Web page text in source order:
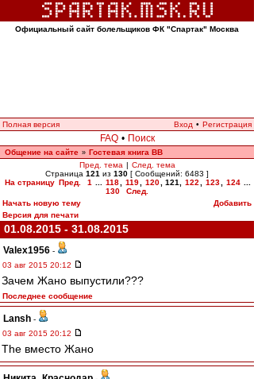
Официальный сайт болельщиков ФК "Спартак" Москва
Полная версия Вход • Регистрация
FAQ • Поиск
Общение на сайте » Гостевая книга ВВ
Пред. тема | След. тема
Страница 121 из 130 [ Сообщений: 6483 ]
На страницу Пред. 1 118 119 120 121 122 123 124
130
След.
Начать новую тему
Добавить
Версия для печати
01.08.2015 - 31.08.2015
Valex1956 -
03 авг 2015 20:12
Зачем Жано выпустили???
Последнее сообщение
Lansh -
03 авг 2015 20:12
The вместо Жано